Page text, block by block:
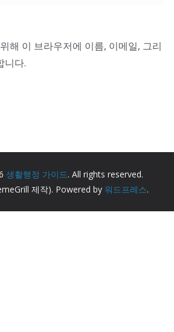
해 이 브라우저에 이름, 이메일, 그리
니다.
생활행정 가이드. All rights reserved.
제작). Powered by 워드프레스.